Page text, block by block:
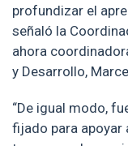
profundizar el
señaló la
ahora
y Desarrollo,
“De igual modo,
fijado para apoyar